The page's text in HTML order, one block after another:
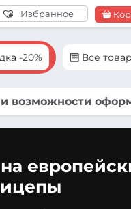
Избранное
-20% Все
возможности